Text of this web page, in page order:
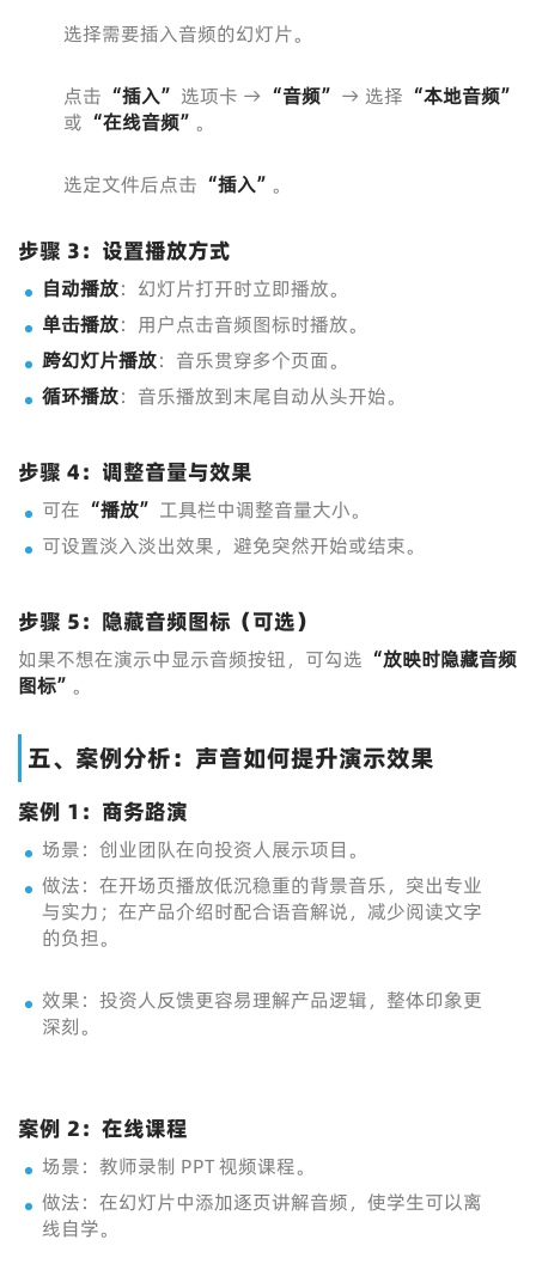
选择需要插入音频的幻灯片。
点击 “插入” 选项卡 → “音频” → 选择 “本地音频”
或 “在线音频” 。
选定文件后点击 “插入” 。
步骤 3：设置播放方式
自动播放：幻灯片打开时立即播放。
单击播放：用户点击音频图标时播放。
跨幻灯片播放：音乐贯穿多个页面。
循环播放：音乐播放到末尾自动从头开始。
步骤 4：调整音量与效果
可在 “播放” 工具栏中调整音量大小。
可设置淡入淡出效果，避免突然开始或结束。
步骤 5：隐藏音频图标（可选）
如果不想在演示中显示音频按钮，可勾选 “放映时隐藏音频
图标” 。
五、案例分析：声音如何提升演示效果
案例 1：商务路演
场景：创业团队在向投资人展示项目。
做法：在开场页播放低沉稳重的背景音乐，突出专业
与实力；在产品介绍时配合语音解说，减少阅读文字
的负担。
效果：投资人反馈更容易理解产品逻辑，整体印象更
深刻。
案例 2：在线课程
场景：教师录制 PPT 视频课程。
做法：在幻灯片中添加逐页讲解音频，使学生可以离
线自学。